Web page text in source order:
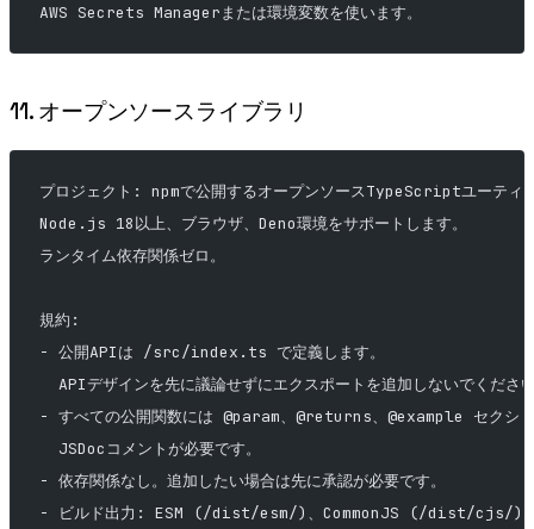
AWS Secrets Managerまたは環境変数を使います。
11. オープンソースライブラリ
プロジェクト: npmで公開するオープンソースTypeScriptユーティ
Node.js 18以上、ブラウザ、Deno環境をサポートします。
ランタイム依存関係ゼロ。
規約:
- 公開APIは /src/index.ts で定義します。
APIデザインを先に議論せずにエクスポートを追加しないでくださ
- すべての公開関数には @param、@returns、@example セクシ
  JSDocコメントが必要です。
- 依存関係なし。追加したい場合は先に承認が必要です。
- ビルド出力: ESM (/dist/esm/)、CommonJS (/dist/cjs/